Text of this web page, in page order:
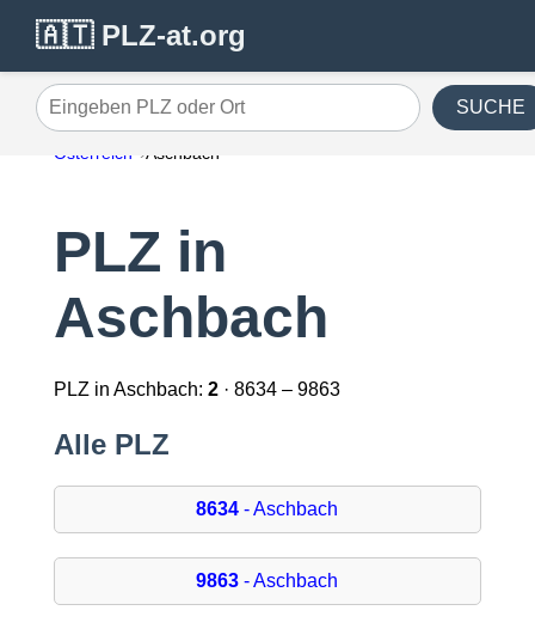
🇦🇹 PLZ-at.org
Eingeben PLZ oder Ort SUCHE
Österreich Aschbach
PLZ in
Aschbach
PLZ in Aschbach: 2· 8634 – 9863
Alle PLZ
8634 - Aschbach
9863 - Aschbach